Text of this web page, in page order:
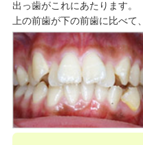
出っ歯がこれにあたります。
上の前歯が下の前歯に比べて